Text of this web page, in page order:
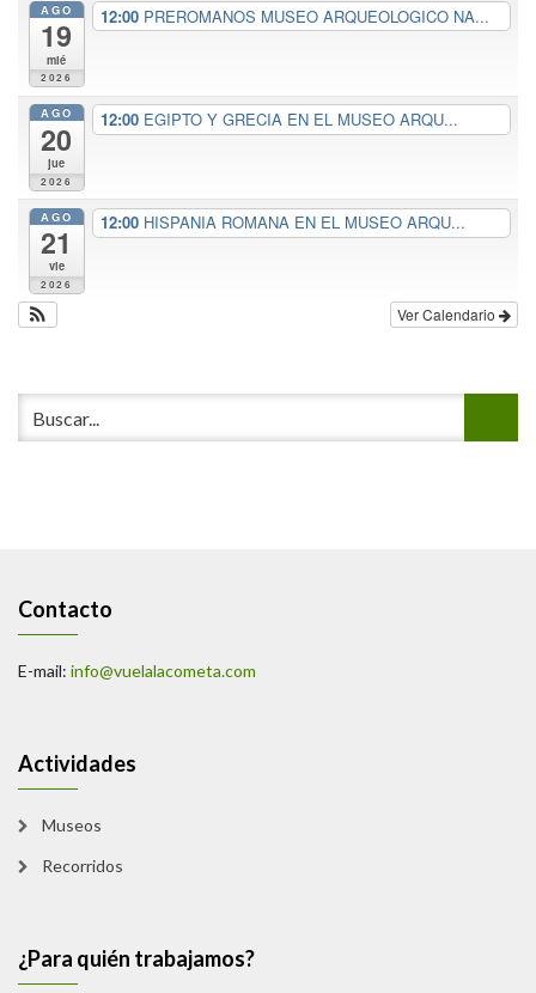
AGO
19
mié
2026
12:00 PREROMANOS MUSEO ARQUEOLOGICO NA...
AGO
20
jue
2026
12:00 EGIPTO Y GRECIA EN EL MUSEO ARQU...
AGO
21
vie
2026
12:00 HISPANIA ROMANA EN EL MUSEO ARQU...
Ver Calendario
Contacto
E-mail: info@vuelalacometa.com
Actividades
Museos
Recorridos
¿Para quién trabajamos?